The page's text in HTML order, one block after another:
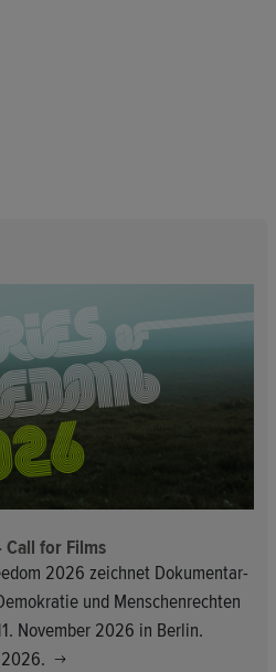
Call for Films
2026 zeichnet Dokumentar-
und Menschenrechten
November 2026 in Berlin.